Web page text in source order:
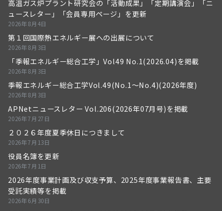
高温ガス炉プラント研究会の「活動成果」「定期講演会」「ニ
ュースレター」「会員専用ページ」を更新
2026年8月4日
第１回国際熱エネルギー展への出展について
2026年8月3日
「季報エネルギー総合工学」Vol49 No.1(2026.04)を掲載
2026年8月3日
季報エネルギー総合工学Vol.49(No.1～No.4)(2026年度)
2026年8月3日
APNetニュースレター Vol.206(2026年07月号)を掲載
2026年7月27日
２０２６年度夏季休日につきまして
2026年7月13日
役員名簿を更新
2026年7月1日
2026年度事業計画及び収支予算、2025年度事業報告書、主要
受託実績等を掲載
2026年6月30日